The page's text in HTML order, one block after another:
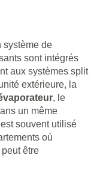
système de
sont intégrés
aux systèmes split
extérieure, la
, le
un même
souvent utilisé
où
peut être